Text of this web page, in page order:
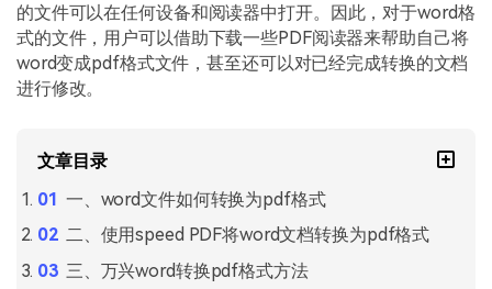
PDF提取页面
PDF表格
PDF文件创建
PDF注释
PDF OCR
产品资讯
01.热门软件
03.编辑PDF
查看更多 >
的文件可以在任何设备和阅读器中打开。因此，对于word格
式的文件，用户可以借助下载一些PDF阅读器来帮助自己将
word变成pdf格式文件，甚至还可以对已经完成转换的文档
进行修改。
文章目录
一、word文件如何转换为pdf格式
二、使用speed PDF将word文档转换为pdf格式
三、万兴word转换pdf格式方法